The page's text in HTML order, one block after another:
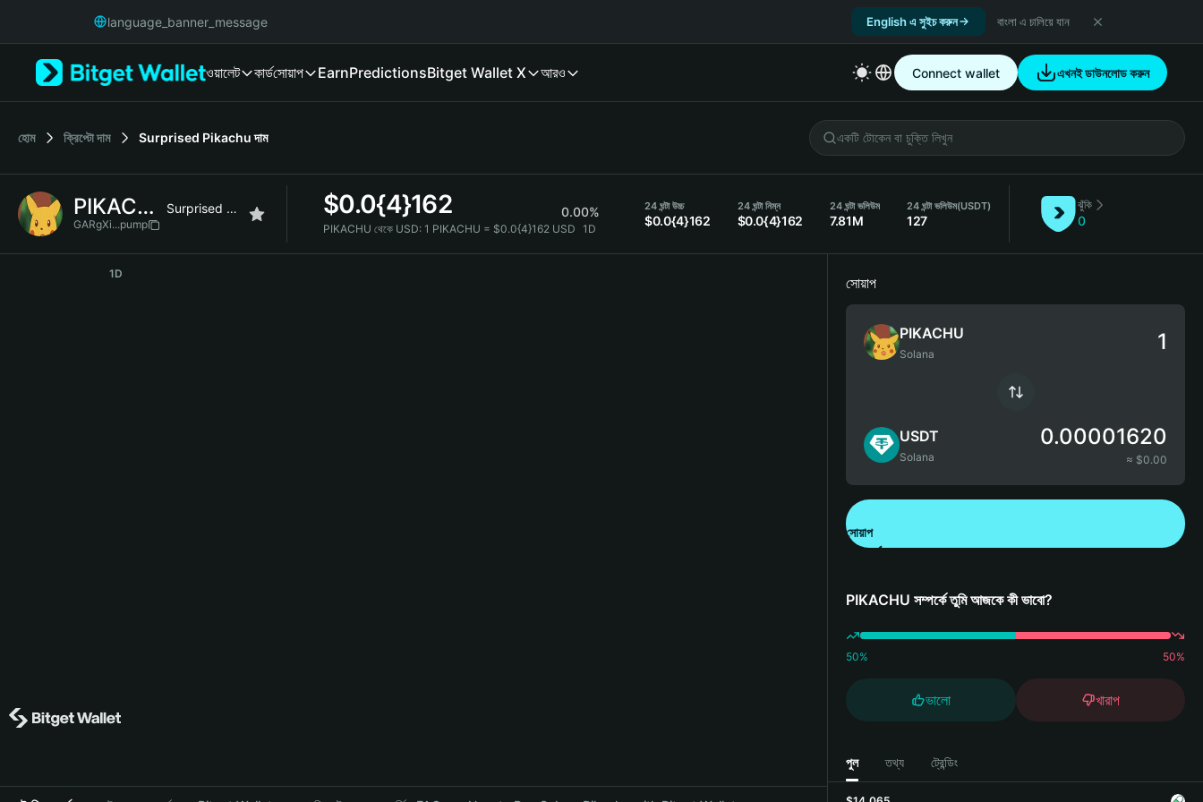
Русский
Italiano
简体中文
繁體中文
Bahasa Indonesia
language_banner_message English এ সুইচ করুন বাংলা এ চালিয়ে যান
ওয়ালেট কার্ডসোয়াপ EarnPredictionsBitget Wallet X আরও Connect wallet এখনই ডাউনলোড করুন
হোম ক্রিপ্টো দাম Surprised Pikachu দাম
PIKACHU Surprised Pikachu
GARgXi...pump
$0.0{4}162 0.00%
PIKACHU থেকে USD: 1 PIKACHU = $0.0{4}162 USD 1D
24 ঘন্টা উচ্চ
$0.0{4}162
24 ঘন্টা নিম্ন
$0.0{4}162
24 ঘন্টা ভলিউম
7.81M
24 ঘন্টা ভলিউম(USDT)
127
ঝুঁকি
0
1D
সোয়াপ
PIKACHU
Solana
USDT
Solana
0.00001620
≈ $0.00
সোয়াপ
PIKACHU সম্পর্কে তুমি আজকে কী ভাবো?
50% 50%
ভালো খারাপ
পুল তথ্য ট্রেন্ডিং